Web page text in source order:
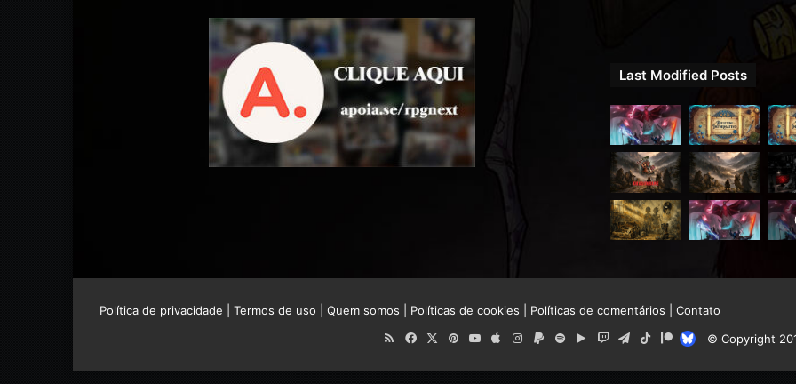
Last Modified Posts
Política de privacidade Termos de uso Quem somos Políticas de cookies Políticas de comentários
Contato
© Copyright
RSSFacebook
X PinterestYouTube
AppleInstagram
PaypalSpotifyGoogleTwitchTelegram
TikTokPatreonBluesky